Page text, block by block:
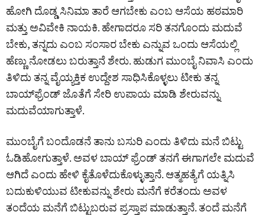
ಹೋಗಿ ದೊಡ್ಡ ಸಿನಿಮಾ ತಾರೆ ಆಗಬೇಕು ಎಂಬ ಆಸೆಯ ಹಠಮಾರಿ
ಮತ್ತು ಅವಿವೇಕಿ ನಾಯಕಿ. ಹೇಗಾದರೂ ಸರಿ ತನಗೊಂದು ಮದುವೆ
ಬೇಕು, ತನ್ನದು ಎಂಬ ಸಂಸಾರ ಬೇಕು ಎನ್ನುವ ಒಂದು ಆಸೆಯಲ್ಲಿ
ಹೆಣ್ಣು ನೋಡಲು ಬರುತ್ತಾನೆ ಶೇರು. ಹುಡುಗ ಮುಂಬೈ ನಿವಾಸಿ ಎಂದು
ತಿಳಿದು ತನ್ನ ವೈಯ್ಯಕ್ತಿಕ ಉದ್ದೇಶ ಸಾಧಿಸಿಕೊಳ್ಳಲು ಟೀಕು ತನ್ನ
ಬಾಯ್‌ಫ್ರೆಂಡ್‌ ಜೊತೆಗೆ ಸೇರಿ ಉಪಾಯ ಮಾಡಿ ಶೇರುವನ್ನು
ಮದುವೆಯಾಗುತ್ತಾಳೆ.
ಮುಂಬೈಗೆ ಬಂದೊಡನೆ ತಾನು ಬಸುರಿ ಎಂದು ತಿಳಿದು ಮನೆ ಬಿಟ್ಟು
ಓಡಿಹೋಗುತ್ತಾಳೆ. ಅವಳ ಬಾಯ್ ಫ್ರೆಂಡ್ ತನಗೆ ಈಗಾಗಲೇ ಮದುವೆ
ಆಗಿದೆ ಎಂದು ಹೇಳಿ ಕೈತೊಳೆದುಕೊಳ್ಳುತ್ತಾನೆ. ಆತ್ಮಹತ್ಯೆಗೆ ಯತ್ನಿಸಿ
ಬದುಕುಳಿಯುವ ಟೀಕುವನ್ನು ಶೇರು ಮನೆಗೆ ಕರೆತಂದು ಅವಳ
ತಂದೆಯ ಮನೆಗೆ ಬಿಟ್ಟುಬರುವ ಪ್ರಸ್ತಾಪ ಮಾಡುತ್ತಾನೆ. ತಂದೆ ಮನೆಗೆ